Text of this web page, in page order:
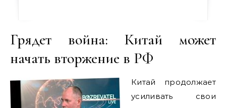
Грядет война: Китай может
начать вторжение в РФ
Китай продолжает
усиливать свои